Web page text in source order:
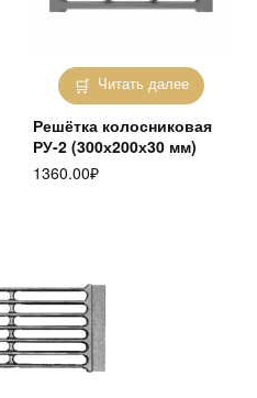
Читать далее
Решётка колосниковая
РУ-2 (300х200х30 мм)
1360.00₽